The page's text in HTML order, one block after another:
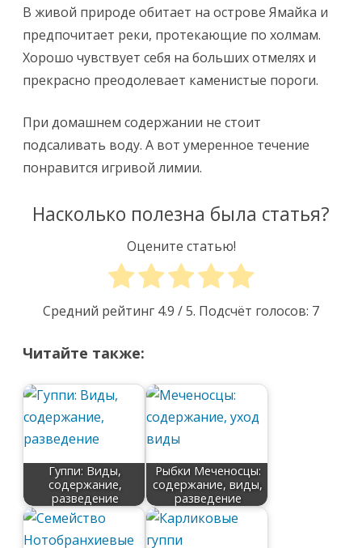
В живой природе обитает на острове Ямайка и
предпочитает реки, протекающие по холмам.
Хорошо чувствует себя на больших отмелях и
прекрасно преодолевает каменистые пороги.
При домашнем содержании не стоит
подсаливать воду. А вот умеренное течение
понравится игривой лимии.
Насколько полезна была статья?
Оцените статью!
Средний рейтинг 4.9 / 5. Подсчёт голосов: 7
Читайте также:
Гуппи: Виды,
содержание,
разведение
Рыбки Меченосцы:
содержание, виды,
разведение